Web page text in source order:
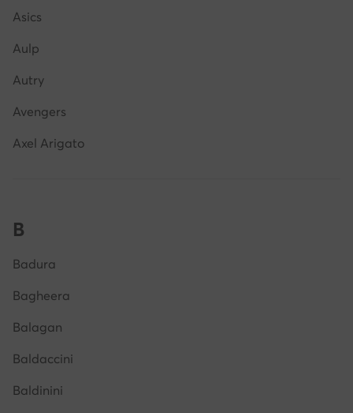
Asics
Aulp
Autry
Avengers
Axel Arigato
B
Badura
Bagheera
Balagan
Baldaccini
Baldinini